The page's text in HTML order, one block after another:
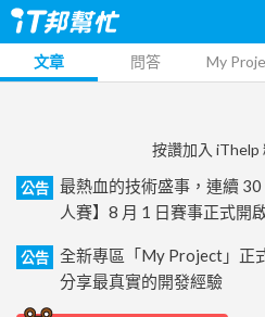
文章 問答 My
按讚加入 iThelp
公告
最熱血的技術盛事，連續
人賽】8 月 1 日賽事正式開
公告
全新專區「My Project」正
分享最真實的開發經驗